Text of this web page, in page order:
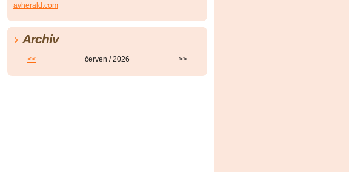
avherald.com
Archiv
<< červen / 2026 >>